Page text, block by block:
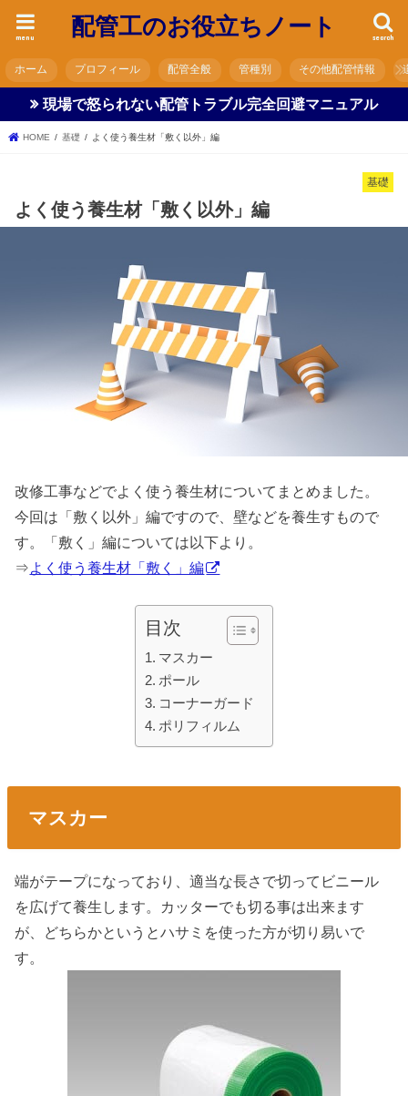
配管工のお役立ちノート search
menu
ホーム プロフィール 配管全般 管種別 その他配管情報
現場で怒られない配管トラブル完全回避マニュアル
HOME 基礎 よく使う養生材「敷く以外」編
基礎
よく使う養生材「敷く以外」編
改修工事などでよく使う養生材についてまとめました。
今回は「敷く以外」編ですので、壁などを養生すもので
す。「敷く」編については以下より。
⇒よく使う養生材「敷く」編
目次
マスカー
ポール
コーナーガード
ポリフィルム
マスカー
端がテープになっており、適当な長さで切ってビニール
を広げて養生します。カッターでも切る事は出来ます
が、どちらかというとハサミを使った方が切り易いで
す。